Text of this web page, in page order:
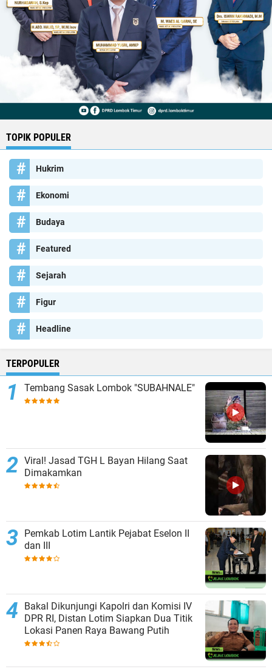
TOPIK POPULER
Hukrim
Ekonomi
Budaya
Featured
Sejarah
Figur
Headline
TERPOPULER
Tembang Sasak Lombok "SUBAHNALE"
Viral! Jasad TGH L Bayan Hilang Saat
Dimakamkan
Pemkab Lotim Lantik Pejabat Eselon II
dan III
Bakal Dikunjungi Kapolri dan Komisi IV
DPR RI, Distan Lotim Siapkan Dua Titik
Lokasi Panen Raya Bawang Putih